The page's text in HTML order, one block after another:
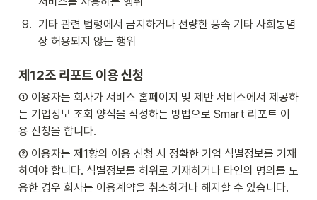
9. 기타 관련 법령에서 금지하거나 선량한 풍속 기타 사회통념
상 허용되지 않는 행위
제12조 리포트 이용 신청
① 이용자는 회사가 서비스 홈페이지 및 제반 서비스에서 제공하
는 기업정보 조회 양식을 작성하는 방법으로 Smart 리포트 이
용 신청을 합니다.
② 이용자는 제1항의 이용 신청 시 정확한 기업 식별정보를 기재
하여야 합니다. 식별정보를 허위로 기재하거나 타인의 명의를 도
용한 경우 회사는 이용계약을 취소하거나 해지할 수 있습니다.